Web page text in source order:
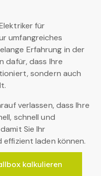
für
umfangreiches
Erfahrung in der
dafür, dass Ihre
sondern auch
verlassen, dass Ihre
schnell und
Sie Ihr
laden können.
kalkulieren